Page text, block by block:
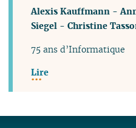
Alexis Kauffmann -
Siegel -Christine
75 ans d’Informatique
Lire